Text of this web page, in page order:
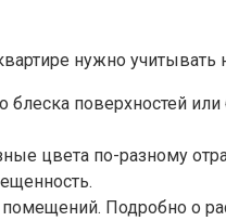
нужно
поверхностей
цвета по-разному
Подробно о